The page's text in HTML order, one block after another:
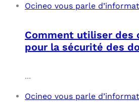
Ocineo vous parle
Comment utiliser des
pour la sécurité des
...
Ocineo vous parle